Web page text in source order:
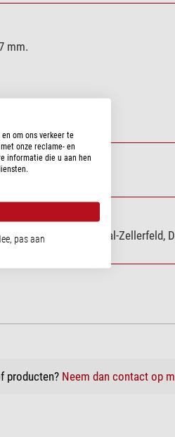
mm.
9, 38678 Clausthal-Zellerfeld,
producten? Neem dan contact op
om ons verkeer te
onze reclame- en
informatie die u aan hen
pas aan